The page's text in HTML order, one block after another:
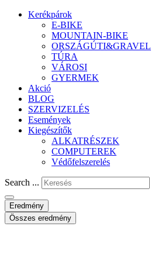
Kerékpárok
E-BIKE
MOUNTAIN-BIKE
ORSZÁGÚTI&GRAVEL
TÚRA
VÁROSI
GYERMEK
Akció
BLOG
SZERVIZELÉS
Események
Kiegészítők
ALKATRÉSZEK
COMPUTEREK
Védőfelszerelés
Search ...
Eredmény
Összes eredmény